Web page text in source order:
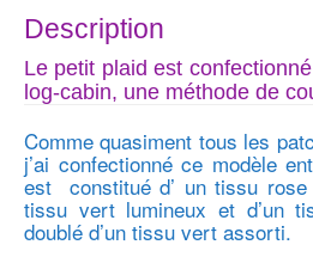
Description
Le petit plaid est
log-cabin, une méthode de
Comme quasiment tous les
j’ai confectionné ce modèle
est constitué d’ un tissu rose
tissu vert lumineux et d’un
doublé d’un tissu vert assorti.